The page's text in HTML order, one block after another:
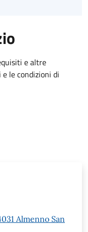
e altre
le condizioni di
Almenno San